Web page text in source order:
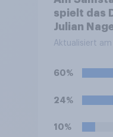
spielt das
Julian
Fußball-
wird?
Aktualisiert
60%
24%
10%